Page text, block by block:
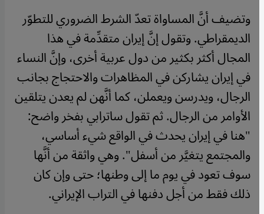
وتضيف أنَّ المساواة تعدّ الشرط الضروري للتطوّر
الديمقراطي. وتقول إنَّ إيران متقدِّمة في هذا
المجال أكثر بكثير من دول عربية أخرى، وإنَّ النساء
في إيران يشاركن في المظاهرات والاحتجاج بجانب
الرجال، ويدرسن ويعملن، كما أنَّهن لم يعدن يتلقين
الأوامر من الرجال. ثم تقول ساترابي بفخر واضح:
"هنا في إيران يحدث في الواقع شيء أساسي،
والمجتمع يتغيَّر من أسفل". وهي واثقة من أنَّها
سوف تعود في يوم ما إلى وطنها؛ حتى وإن كان
ذلك فقط من أجل دفنها في التراب الإيراني.